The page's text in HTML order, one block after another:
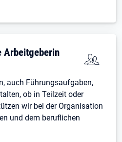
Arbeitgeberin
auch Führungsaufgaben,
ob in Teilzeit oder
wir bei der Organisation
und dem beruflichen